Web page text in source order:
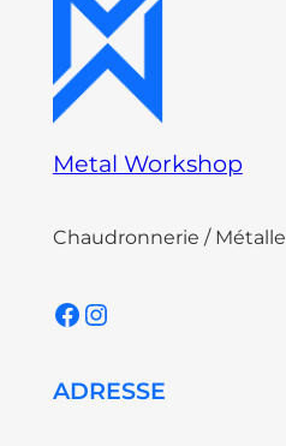
Metal Workshop
Chaudronnerie /
Facebook Instagram
ADRESSE